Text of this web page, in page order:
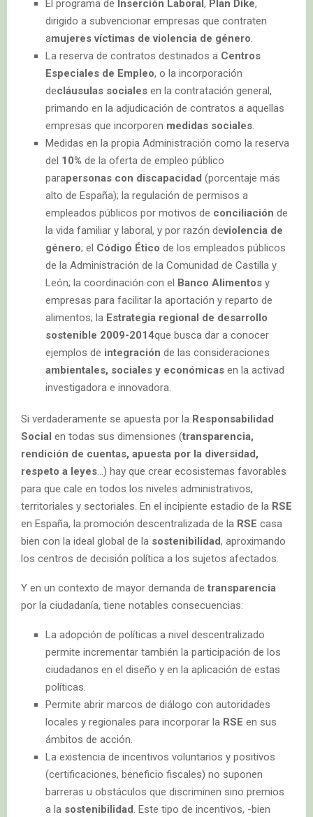
El programa de Inserción Laboral , Plan Dike,
dirigido a subvencionar empresas que contraten
amujeres víctimas de violencia de género
La reserva de contratos destinados a Centros
Especiales de Empleo, o la incorporación
decláusulas sociales en la contratación general,
primando en la adjudicación de contratos a aquellas
empresas que incorporen medidas sociales
Medidas en la propia Administración como la reserva
del 10% de la oferta de empleo público
parapersonas con discapacidad (porcentaje más
alto de España); la regulación de permisos a
empleados públicos por motivos de conciliación de
la vida familiar y laboral, y por razón deviolencia de
género; el Código Ético de los empleados públicos
de la Administración de la Comunidad de Castilla y
León; la coordinación con el Banco Alimentos y
empresas para facilitar la aportación y reparto de
alimentos; la Estrategia regional de desarrollo
sostenible 2009-2014que busca dar a conocer
ejemplos de integración de las consideraciones
ambientales, sociales y económicas en la activad
investigadora e innovadora.
Si verdaderamente se apuesta por la Responsabilidad
Social en todas sus dimensiones (transparencia,
rendición de cuentas, apuesta por la diversidad,
respeto a leyes …) hay que crear ecosistemas favorables
para que cale en todos los niveles administrativos,
territoriales y sectoriales. En el incipiente estadio de la RSE
en España, la promoción descentralizada de la RSE casa
bien con la ideal global de la sostenibilidad, aproximando
los centros de decisión política a los sujetos afectados.
Y en un contexto de mayor demanda de transparencia
por la ciudadanía, tiene notables consecuencias:
La adopción de políticas a nivel descentralizado
permite incrementar también la participación de los
ciudadanos en el diseño y en la aplicación de estas
políticas.
Permite abrir marcos de diálogo con autoridades
locales y regionales para incorporar la RSE en sus
ámbitos de acción.
La existencia de incentivos voluntarios y positivos
(certificaciones, beneficio fiscales) no suponen
barreras u obstáculos que discriminen sino premios
a la sostenibilidad . Este tipo de incentivos, -bien